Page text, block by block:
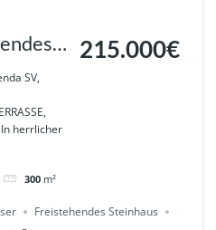
SV,
In herrlicher
300 m²
215.000€
Freistehendes Steinhaus